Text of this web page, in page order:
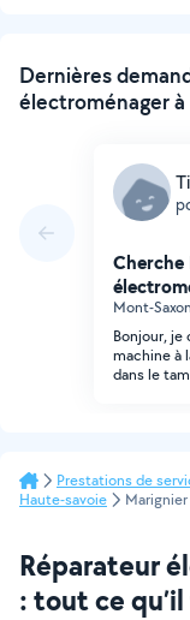
Dernières
électroménager
Cherche
Mont-
Bonjour, je
machine à
dans le
Prestations de
Haute-savoie
Marignier
Réparateur
: tout ce